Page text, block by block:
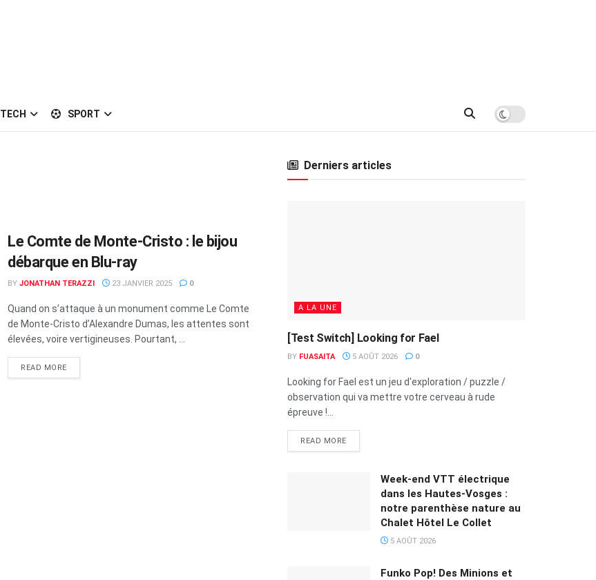
TECH SPORT
Le Comte de Monte-Cristo : le bijou
débarque en Blu-ray
BY JONATHAN TERAZZI 23 JANVIER 2025 0
Quand on s’attaque à un monument comme Le Comte
de Monte-Cristo d’Alexandre Dumas, les attentes sont
élevées, voire vertigineuses. Pourtant, ...
READ MORE
Derniers articles
A LA UNE
[Test Switch] Looking for Fael
BY FUASAITA 5 AOÛT 2026 0
Looking for Fael est un jeu d'exploration / puzzle /
observation qui va mettre votre cerveau à rude
épreuve !...
READ MORE
Week-end VTT électrique
dans les Hautes-Vosges :
notre parenthèse nature au
Chalet Hôtel Le Collet
5 AOÛT 2026
Funko Pop! Des Minions et